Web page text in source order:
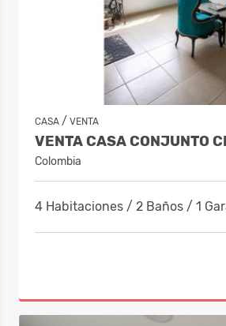
CASA / VENTA
Colombia
4 Habitaciones / 2 Baños / 1